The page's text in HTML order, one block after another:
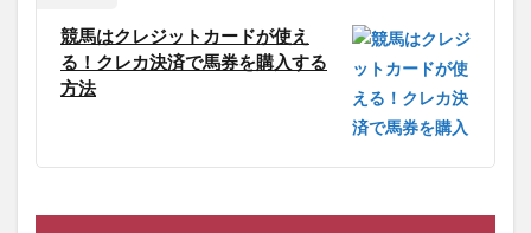
競馬はクレジットカードが使え
る！クレカ決済で馬券を購入する
方法